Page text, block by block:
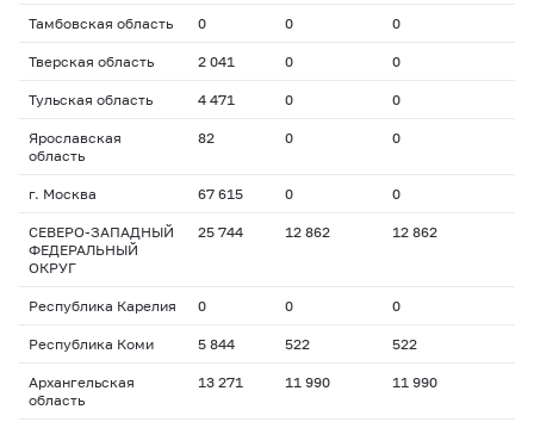
Тамбовская область 0 0 0
Тверская область 2 041 0 0
Тульская область 4 471 0 0
Ярославская
область
82 0 0
г. Москва 67 615 0 0
СЕВЕРО-ЗАПАДНЫЙ
ФЕДЕРАЛЬНЫЙ
ОКРУГ
25 744 12 862 12 862
Республика Карелия 0 0 0
Республика Коми 5 844 522 522
Архангельская
область
13 271 11 990 11 990